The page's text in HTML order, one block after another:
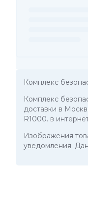
Комплекс
Комплекс
доставки в
R1000. в
Изображения
уведомления.